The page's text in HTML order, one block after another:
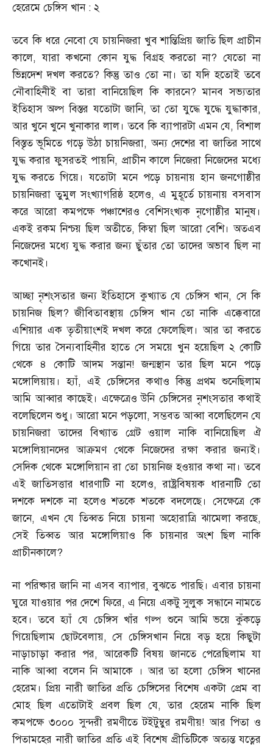
হেরেমে চেঙ্গিস খান : ২
তবে কি ধরে নেবো যে চায়নিজরা খুব শান্তিপ্রিয় জাতি ছিল প্রাচীন
কালে,যারা কখনো কোন যুদ্ধ বিগ্রহ করতো না? যেতো না
ভিন্নদেশ দখল করতে?কিন্তু তাও তো না। তা যদি হতোই তবে
নৌবাহিনীই বা তারা বানিয়েছিল কি কারনে?মানব সভ্যতার
ইতিহাস অল্প বিস্তর যতোটা জানি,তা তো যুদ্ধে যুদ্ধে যুদ্ধাকার,
আর খুনে খুনে খুনাকার লাল। তবে কি ব্যাপারটা এমন যে,বিশাল
বিস্তৃত ভূমিতে গড়ে উঠা চায়নিজরা,অন্য দেশের বা জাতির সাথে
যুদ্ধ করার ফুসরতই পায়নি, প্রাচীন কালে নিজেরা নিজেদের মধ্যে
যুদ্ধ করতে গিয়ে। যতোটা মনে পড়ে চায়নায় হান জনগোষ্ঠীর
চায়নিজরা তুমুল সংখ্যাগরিষ্ঠ হলেও, এ মুহূর্তে চায়নায় বসবাস
করে আরো কমপক্ষে পঞ্চাশেরও বেশিসংখ্যক নৃগোষ্ঠীর মানুষ।
একই রকম নিশ্চয় ছিল অতীতে,কিম্বা ছিল আরো বেশি। অতএব
নিজেদের মধ্যে যুদ্ধ করার জন্য ছুঁতার তো তাদের অভাব ছিল না
কখোনই।
আচ্ছা নৃশংসতার জন্য ইতিহাসে কুখ্যাত যে চেঙ্গিস খান, সে কি
চায়নিজ ছিল?জীবিতাবস্থায় চেঙ্গিস খান তো নাকি এক্কেবারে
এশিয়ার এক তৃতীয়াংশই দখল করে ফেলেছিল। আর তা করতে
গিয়ে তার সৈন্যবাহিনীর হাতে সে সময়ে খুন হয়েছিল ২ কোটি
থেকে ৪ কোটি আদম সন্তান!জন্মস্থান তার ছিল মনে পড়ে
মঙ্গোলিয়ায়। হ্যাঁ, এই চেঙ্গিসের কথাও কিন্তু প্রথম শুনেছিলাম
আমি আব্বার কাছেই। এক্ষেত্রেও উনি চেঙ্গিসের নৃশংসতার কথাই
বলেছিলেন শুধু। আরো মনে পড়লো,সম্ভবত আব্বা বলেছিলেন যে
চায়নিজরা তাদের বিখ্যাত গ্রেট ওয়াল নাকি বানিয়েছিল ঐ
মঙ্গোলিয়ানদের আক্রমণ থেকে নিজেদের রক্ষা করার জন্যই।
সেদিক থেকে মঙ্গোলিয়ান রা তো চায়নিজ হওয়ার কথা না। তবে
এই জাতিসত্তার ধারণাটি না হলেও,রাষ্ট্রবিষয়ক ধারনাটি তো
দশকে দশকে না হলেও শতকে শতকে বদলেছে। সেক্ষেত্রে কে
জানে, এখন যে তিব্বত নিয়ে চায়না অহোরাত্রি ঝামেলা করছে,
সেই তিব্বত আর মঙ্গোলিয়াও কি চায়নার অংশ ছিল নাকি
প্রাচীনকালে?
না পরিষ্কার জানি না এসব ব্যাপার,বুঝতে পারছি। এবার চায়না
ঘুরে যাওয়ার পর দেশে ফিরে,এ নিয়ে একটু সুলুক সন্ধানে নামতে
হবে। তবে হ্যাঁ যে চেঙ্গিস খাঁর গল্প শুনে আমি ভয়ে কুঁকড়ে
গিয়েছিলাম ছোটবেলায়,সে চেঙ্গিসখান নিয়ে বড় হয়ে কিছুটা
নাড়াচাড়া করার পর,আরেকটি বিষয় জানতে পেরেছিলাম যা
নাকি আব্বা বলেন নি আমাকে । আর তা হলো চেঙ্গিস খানের
হেরেম। প্রিয় নারী জাতির প্রতি চেঙ্গিসের বিশেষ একটা প্রেম বা
মোহ ছিল এতোটাই প্রবল ছিল যে,তার হেরেম নাকি ছিল
কমপক্ষে ৩০০০ সুন্দরী রমণীতে টইটুম্বুর রমণীয়!আর পিতা ও
পিতামহের নারী জাতির প্রতি এই বিশেষ প্রীতিটিকে অত্যন্ত যত্নের